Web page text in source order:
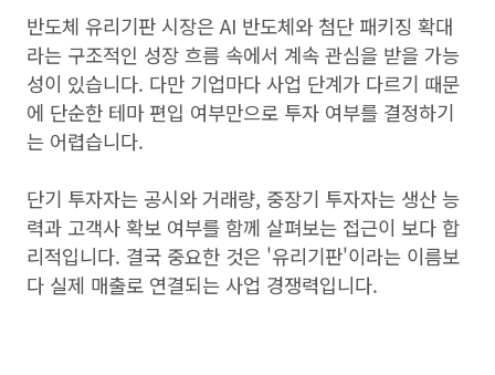
반도체 유리기판 시장은 AI 반도체와 첨단 패키징 확대
라는 구조적인 성장 흐름 속에서 계속 관심을 받을 가능
성이 있습니다. 다만 기업마다 사업 단계가 다르기 때문
에 단순한 테마 편입 여부만으로 투자 여부를 결정하기
는 어렵습니다.
단기 투자자는 공시와 거래량, 중장기 투자자는 생산 능
력과 고객사 확보 여부를 함께 살펴보는 접근이 보다 합
리적입니다. 결국 중요한 것은 '유리기판'이라는 이름보
다 실제 매출로 연결되는 사업 경쟁력입니다.